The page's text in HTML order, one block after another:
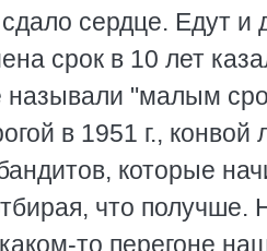
сердце. Едут и
срок в 10 лет
называли "малым
в 1951 г.,
которые
что получше.
то перегоне